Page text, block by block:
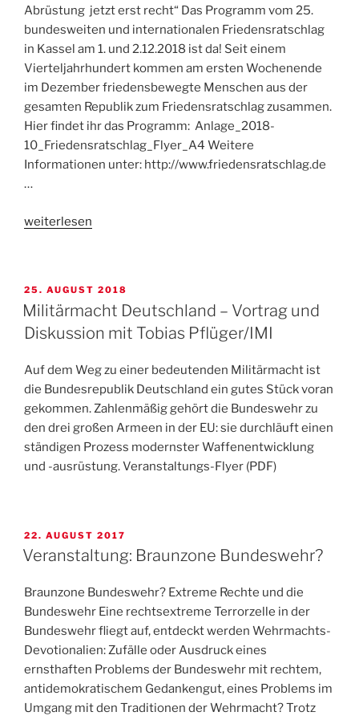
Trump“
Abrüstung jetzt erst recht“ Das Programm vom 25.
bundesweiten und internationalen Friedensratschlag
in Kassel am 1. und 2.12.2018 ist da! Seit einem
Vierteljahrhundert kommen am ersten Wochenende
im Dezember friedensbewegte Menschen aus der
gesamten Republik zum Friedensratschlag zusammen.
Hier findet ihr das Programm: Anlage_2018-
10_Friedensratschlag_Flyer_A4 Weitere
Informationen unter: http://www.friedensratschlag.de
…
„25.
Friedensratschlag
in
Kassel“
weiterlesen
VERÖFFENTLICHT
AM
25. AUGUST 2018
Militärmacht Deutschland – Vortrag und
Diskussion mit Tobias Pflüger/IMI
Auf dem Weg zu einer bedeutenden Militärmacht ist
die Bun­desrepublik Deutschland ein gutes Stück voran
ge­kommen. Zahlenmäßig gehört die Bundeswehr zu
den drei großen Armeen in der EU: sie durchläuft einen
stän­digen Pro­zess modernster Waffenent­wicklung
und -aus­rüstung. Veranstaltungs-Flyer (PDF)
VERÖFFENTLICHT
AM
22. AUGUST 2017
Veranstaltung: Braunzone Bundeswehr?
Braunzone Bundeswehr? Extreme Rechte und die
Bundeswehr Eine rechtsextreme Terrorzelle in der
Bundeswehr fliegt auf, entdeckt werden Wehrmachts-
Devotionalien: Zufälle oder Ausdruck eines
ernsthaften Problems der Bundeswehr mit rechtem,
antidemokratischem Gedankengut, eines Problems im
Umgang mit den Traditionen der Wehrmacht? Trotz